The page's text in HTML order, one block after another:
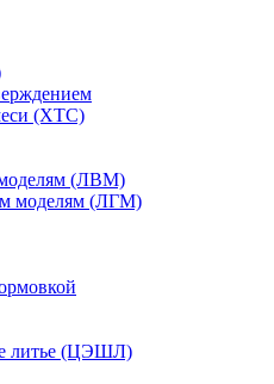
(ХТС)
(ЛВМ)
моделям (ЛГМ)
литье (ЦЭШЛ)